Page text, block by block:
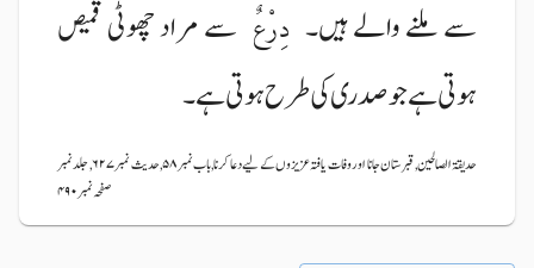
سے ملنے والے ہیں۔ دِرْعٌ سے مراد چھوٹی قمیص
ہوتی ہے جو صدری کی طرح ہوتی ہے۔
حدیقۃ الصالحین, قبرستان جانا اور وفات یافتہ عزیزوں کے لیے دعا کرنا, باب نمبر ۵۸, حدیث نمبر ۶۲۷, جلد نمبر
صفحہ نمبر ۴۹۰